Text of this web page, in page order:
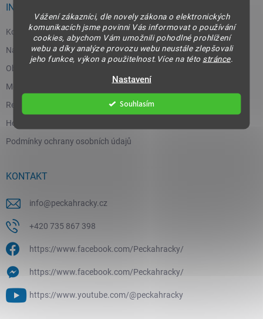
Vážení zákazníci, dle novely zákona o elektronických
komunikacích jsme povinni Vás informovat o používání
cookies, abychom Vám umožnili pohodlné prohlížení
webu a díky analýze provozu webu neustále zlepšovali
jeho funkce, výkon a použitelnost.Více na této stránce.
Nastavení
Souhlasím
INFORMACE PRO VÁS
Kontakty
Napište nám
Obchodní podmínky
Moje objednávka
Reklamace a vrácení zboží
Hodnocení obchodu
Podmínky ochrany osobních údajů
KONTAKT
info@peckahracky.cz
+420 735 867 398
https://www.facebook.com/Peckahracky/
https://www.facebook.com/Peckahracky/
https://www.youtube.com/@peckahracky